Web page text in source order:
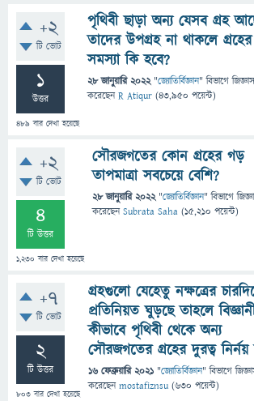
+2
টি ভোট
1
উত্তর
489 বার দেখা হয়েছে
পৃথিবী ছাড়া অন্য যেসব গ্রহ
তাদের উপগ্রহ না থাকলে গ্রহের
সমস্যা কি হবে?
28 জানুয়ারি 2022 "জ্যোতির্বিজ্ঞান" বিভাগে
করেছেনR Atiqur (43,950 পয়েন্ট)
+2
টি ভোট
4
টি উত্তর
1,230 বার দেখা হয়েছে
সৌরজগতের কোন গ্রহের গড়
তাপমাত্রা সবচেয়ে বেশি?
28 জানুয়ারি 2022 "জ্যোতির্বিজ্ঞান" বিভাগে
করেছেনSubrata Saha (15,210 পয়েন্ট)
+7
টি ভোট
2
টি উত্তর
803 বার দেখা হয়েছে
গ্রহগুলো যেহেতু নক্ষত্রের
প্রতিনিয়ত ঘুড়ছে তাহলে
কীভাবে পৃথিবী থেকে অন্য
সৌরজগতের গ্রহের দুরত্ব
16 ফেব্রুয়ারি 2021 "জ্যোতির্বিজ্ঞান" বিভাগে
করেছেনmostafiznsu (630 পয়েন্ট)